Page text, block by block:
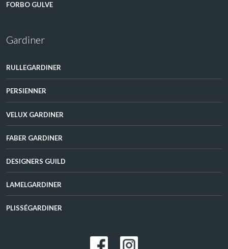
FORBO GULVE
Gardiner
RULLEGARDINER
PERSIENNER​
VELUX GARDINER​
FABER GARDINER​
DESIGNERS GUILD​
LAMELGARDINER​
PLISSÉGARDINER